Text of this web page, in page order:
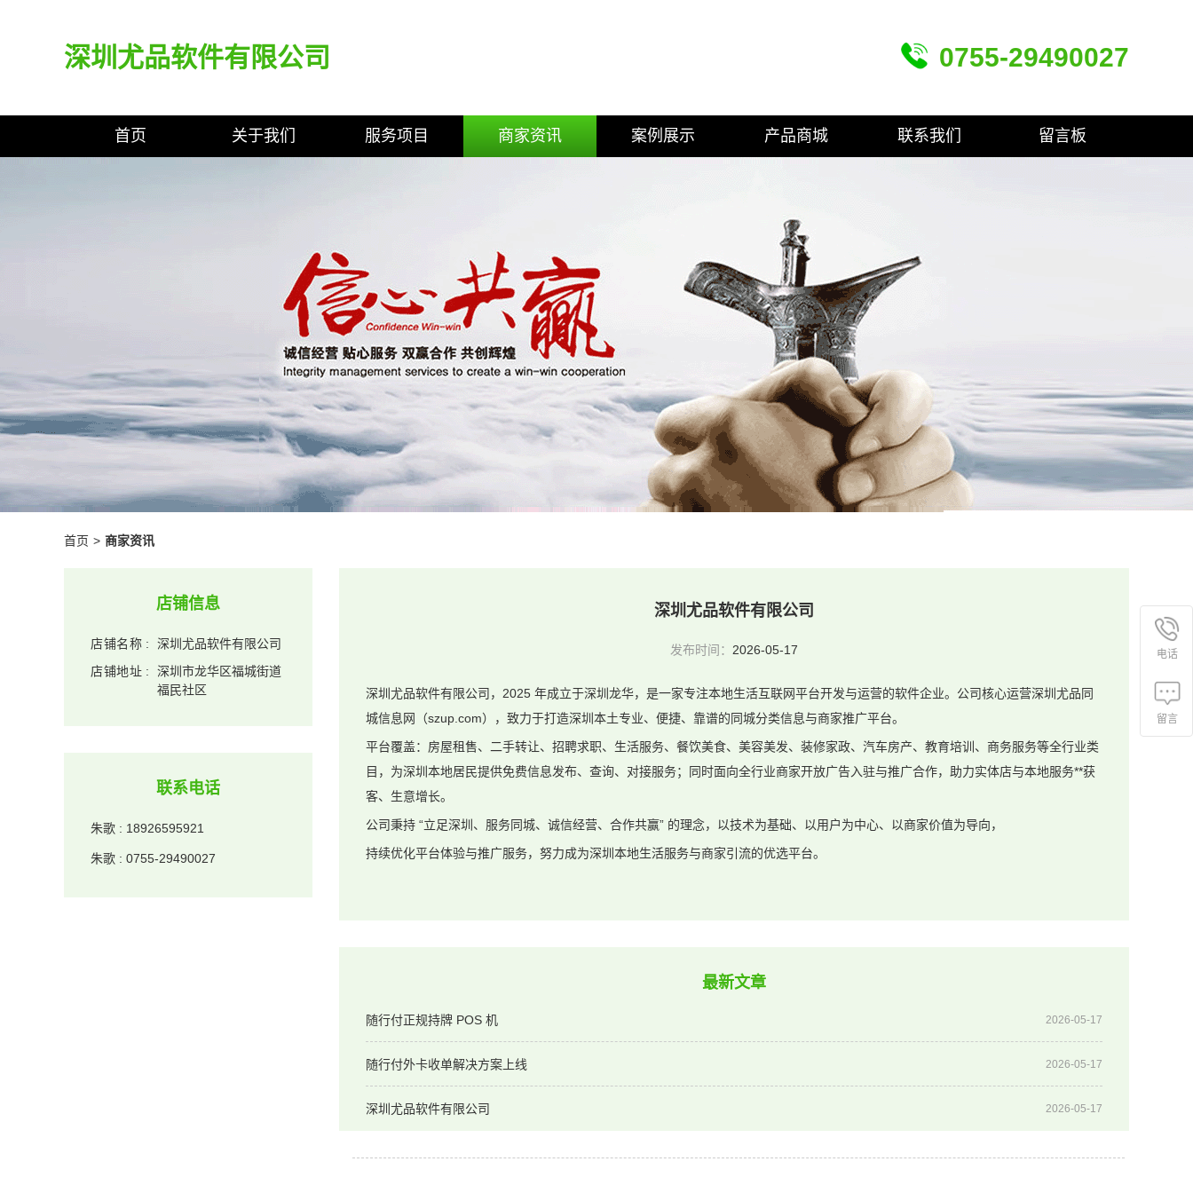
深圳尤品软件有限公司 0755-29490027
首页 关于我们 服务项目 商家资讯 案例展示 产品商城 联系我们 留言板
首页 > 商家资讯
店铺信息
店铺名称 :
深圳尤品软件有限公司
店铺地址 :
深圳市龙华区福城街道
福民社区
联系电话
朱歌 : 18926595921
朱歌 : 0755-29490027
深圳尤品软件有限公司
发布时间： 2026-05-17
深圳尤品软件有限公司，2025 年成立于深圳龙华，是一家专注本地生活互联网平台开发与运营的软件企业。公司核心运营深圳尤品同
城信息网（szup.com），致力于打造深圳本土专业、便捷、靠谱的同城分类信息与商家推广平台。
平台覆盖：房屋租售、二手转让、招聘求职、生活服务、餐饮美食、美容美发、装修家政、汽车房产、教育培训、商务服务等全行业类
目，为深圳本地居民提供免费信息发布、查询、对接服务；同时面向全行业商家开放广告入驻与推广合作，助力实体店与本地服务**获
客、生意增长。
公司秉持 “立足深圳、服务同城、诚信经营、合作共赢” 的理念，以技术为基础、以用户为中心、以商家价值为导向，
持续优化平台体验与推广服务，努力成为深圳本地生活服务与商家引流的优选平台。
最新文章
随行付正规持牌 POS 机 2026-05-17
随行付外卡收单解决方案上线 2026-05-17
深圳尤品软件有限公司 2026-05-17
电话
留言